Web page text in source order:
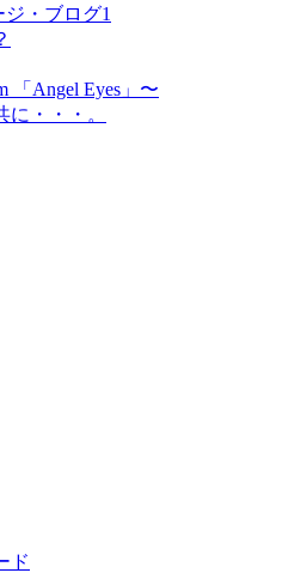
・ブログ1
Angel Eyes」〜
・・・。
ド